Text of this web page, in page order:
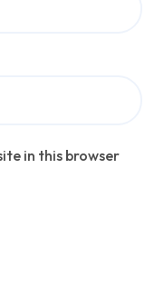
in this browser